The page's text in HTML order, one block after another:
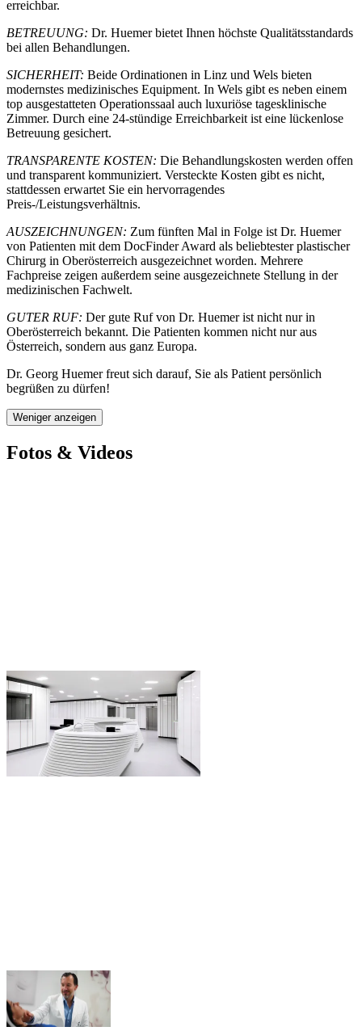
erreichbar.
BETREUUNG: Dr. Huemer bietet Ihnen höchste Qualitätsstandards
bei allen Behandlungen.
SICHERHEIT: Beide Ordinationen in Linz und Wels bieten
modernstes medizinisches Equipment. In Wels gibt es neben einem
top ausgestatteten Operationssaal auch luxuriöse tagesklinische
Zimmer. Durch eine 24-stündige Erreichbarkeit ist eine lückenlose
Betreuung gesichert.
TRANSPARENTE KOSTEN: Die Behandlungskosten werden offen
und transparent kommuniziert. Versteckte Kosten gibt es nicht,
stattdessen erwartet Sie ein hervorragendes
Preis-/Leistungsverhältnis.
AUSZEICHNUNGEN: Zum fünften Mal in Folge ist Dr. Huemer
von Patienten mit dem DocFinder Award als beliebtester plastischer
Chirurg in Oberösterreich ausgezeichnet worden. Mehrere
Fachpreise zeigen außerdem seine ausgezeichnete Stellung in der
medizinischen Fachwelt.
GUTER RUF: Der gute Ruf von Dr. Huemer ist nicht nur in
Oberösterreich bekannt. Die Patienten kommen nicht nur aus
Österreich, sondern aus ganz Europa.
Dr. Georg Huemer freut sich darauf, Sie als Patient persönlich
begrüßen zu dürfen!
Weniger anzeigen
Fotos & Videos